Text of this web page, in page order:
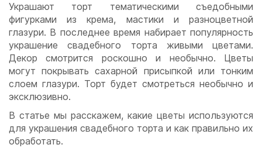
Украшают торт тематическими съедобными
фигурками из крема, мастики и разноцветной
глазури. В последнее время набирает популярность
украшение свадебного торта живыми цветами.
Декор смотрится роскошно и необычно. Цветы
могут покрывать сахарной присыпкой или тонким
слоем глазури. Торт будет смотреться необычно и
эксклюзивно.
В статье мы расскажем, какие цветы используются
для украшения свадебного торта и как правильно их
обработать.